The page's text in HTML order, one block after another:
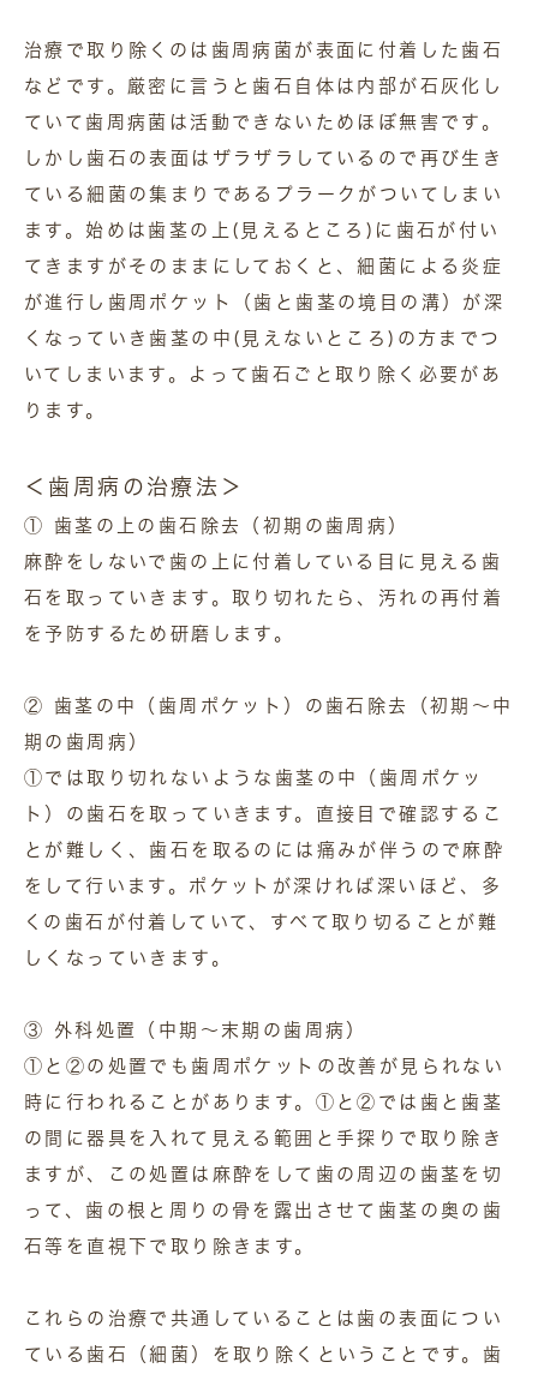
治療で取り除くのは歯周病菌が表面に付着した歯石
などです。厳密に言うと歯石自体は内部が石灰化し
ていて歯周病菌は活動できないためほぼ無害です。
しかし歯石の表面はザラザラしているので再び生き
ている細菌の集まりであるプラークがついてしまい
ます。始めは歯茎の上(見えるところ)に歯石が付い
てきますがそのままにしておくと、細菌による炎症
が進行し歯周ポケット（歯と歯茎の境目の溝）が深
くなっていき歯茎の中(見えないところ)の方までつ
いてしまいます。よって歯石ごと取り除く必要があ
ります。
＜歯周病の治療法＞
① 歯茎の上の歯石除去（初期の歯周病）
麻酔をしないで歯の上に付着している目に見える歯
石を取っていきます。取り切れたら、汚れの再付着
を予防するため研磨します。
② 歯茎の中（歯周ポケット）の歯石除去（初期～中
期の歯周病）
①では取り切れないような歯茎の中（歯周ポケッ
ト）の歯石を取っていきます。直接目で確認するこ
とが難しく、歯石を取るのには痛みが伴うので麻酔
をして行います。ポケットが深ければ深いほど、多
くの歯石が付着していて、すべて取り切ることが難
しくなっていきます。
③ 外科処置（中期～末期の歯周病）
①と②の処置でも歯周ポケットの改善が見られない
時に行われることがあります。①と②では歯と歯茎
の間に器具を入れて見える範囲と手探りで取り除き
ますが、この処置は麻酔をして歯の周辺の歯茎を切
って、歯の根と周りの骨を露出させて歯茎の奥の歯
石等を直視下で取り除きます。
これらの治療で共通していることは歯の表面につい
ている歯石（細菌）を取り除くということです。歯